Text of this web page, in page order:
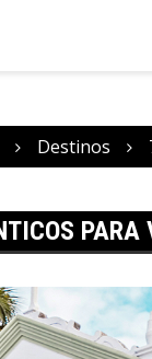
Destinos